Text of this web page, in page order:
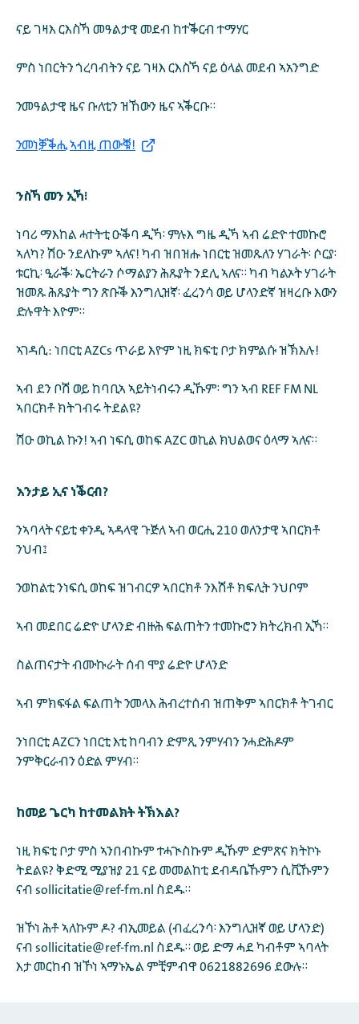
ናይ ገዛእ ርእስኻ መዓልታዊ መደብ ከተቕርብ ተማሃር
ምስ ነበርትን ጎረባብትን ናይ ገዛእ ርእስኻ ናይ ዕላል መደብ ኣአንግድ
ንመዓልታዊ ዜና ቡለቲን ዝኸውን ዜና ኣቕርቡ።
ንመነቓቕሒ ኣብዚ ጠውቑ!
ንስኻ መን ኢኻ፧
ነባሪ ማእከል ሓተትቲ ዑቕባ ዲኻ፡ ምሉእ ግዜ ዲኻ ኣብ ሬድዮ ተመኩሮ
ኣለካ? ሽዑ ንደለኩም ኣለና! ካብ ዝበዝሑ ነበርቲ ዝመጹለን ሃገራት፡ ሶርያ፡
ቱርኪ፡ ዒራቕ፡ ኤርትራን ሶማልያን ሕጹያት ንደሊ ኣለና። ካብ ካልኦት ሃገራት
ዝመጹ ሕጹያት ግን ጽቡቕ እንግሊዝኛ፡ ፈረንሳ ወይ ሆላንድኛ ዝዛረቡ እውን
ድሉዋት እዮም።
ኣገዳሲ: ነበርቲ AZCs ጥራይ እዮም ነዚ ክፍቲ ቦታ ክምልሱ ዝኽእሉ!
ኣብ ደን ቦሽ ወይ ከባቢኣ ኣይትነብሩን ዲኹም፡ ግን ኣብ REF FM NL
ኣበርክቶ ክትገብሩ ትደልዩ?
ሽዑ ወኪል ኩን! ኣብ ነፍሲ ወከፍ AZC ወኪል ክህልወና ዕላማ ኣለና።
እንታይ ኢና ነቕርብ?
ንኣባላት ናይቲ ቀንዲ ኣዳላዊ ጉጅለ ኣብ ወርሒ 210 ወለንታዊ ኣበርክቶ
ንህብ፤
ንወከልቲ ንነፍሲ ወከፍ ዝገብርዎ ኣበርክቶ ንእሽቶ ክፍሊት ንህቦም
ኣብ መደበር ሬድዮ ሆላንድ ብዙሕ ፍልጠትን ተመኩሮን ክትረክብ ኢኻ።
ስልጠናታት ብሙኩራት ሰብ ሞያ ሬድዮ ሆላንድ
ኣብ ምክፍፋል ፍልጠት ንመላእ ሕብረተሰብ ዝጠቅም ኣበርክቶ ትገብር
ንነበርቲ AZCን ነበርቲ እቲ ከባብን ድምጺ ንምሃብን ንሓድሕዶም
ንምቅርራብን ዕድል ምሃብ።
ከመይ ጌርካ ከተመልክት ትኽእል?
ነዚ ክፍቲ ቦታ ምስ ኣንበብኩም ተሓጒስኩም ዲኹም ድምጽና ክትኮኑ
ትደልዩ? ቅድሚ ሚያዝያ 21 ናይ መመልከቲ ደብዳቤኹምን ሲቪኹምን
ናብ sollicitatie@ref-fm.nl ስደዱ።
ዝኾነ ሕቶ ኣለኩም ዶ? ብኢመይል (ብፈረንሳ፡ እንግሊዝኛ ወይ ሆላንድ)
ናብ sollicitatie@ref-fm.nl ስደዱ። ወይ ድማ ሓደ ካብቶም ኣባላት
እታ መርከብ ዝኾነ ኣማኑኤል ምቺምብዋ 0621882696 ደውሉ።